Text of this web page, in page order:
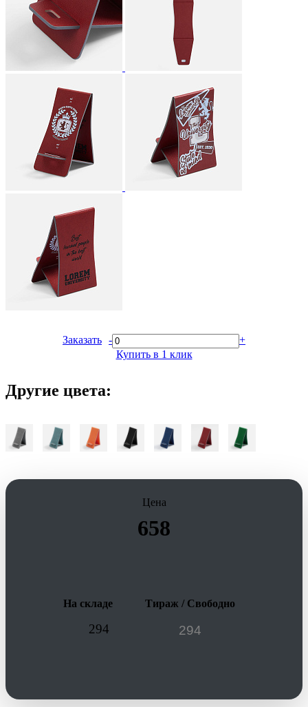
Заказать -
+
Купить в 1 клик
Другие цвета:
Цена
658
На складе Тираж / Свободно
294